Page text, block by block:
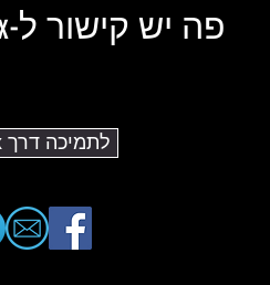
פה יש קישור ל-paybox שלנו :)
לתמיכה דרך PayBox